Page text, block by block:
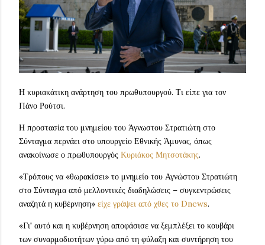
Η κυριακάτικη ανάρτηση του πρωθυπουργού. Τι είπε για τον
Πάνο Ρούτσι.
Η προστασία του μνημείου του Άγνωστου Στρατιώτη στο
Σύνταγμα περνάει στο υπουργείο Εθνικής Άμυνας, όπως
ανακοίνωσε ο πρωθυπουργός Κυριάκος Μητσοτάκης.
«Τρόπους να «θωρακίσει» το μνημείο του Αγνώστου Στρατιώτη
στο Σύνταγμα από μελλοντικές διαδηλώσεις – συγκεντρώσεις
αναζητά η κυβέρνηση» είχε γράψει από χθες το Dnews.
«Γι' αυτό και η κυβέρνηση αποφάσισε να ξεμπλέξει το κουβάρι
των συναρμοδιοτήτων γύρω από τη φύλαξη και συντήρηση του